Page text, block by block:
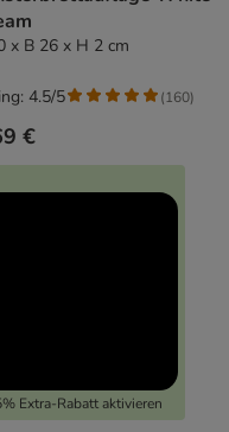
x B 26 x H 2 cm
€
Extra-Rabatt aktivieren
4.5/5 (160)